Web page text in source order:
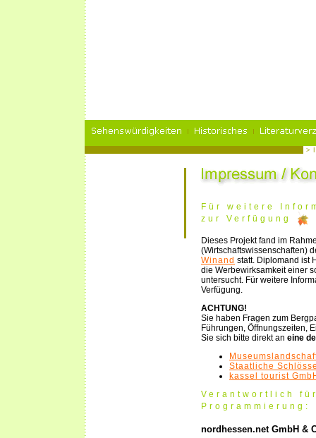
>
Für weitere
zur Verfügung
Dieses Projekt fand im
(Wirtschaftswissenschaften)
Winand statt. Diplomand ist
die Werbewirksamkeit einer
untersucht. Für weitere
Verfügung.
ACHTUNG!
Sie haben Fragen zum
Führungen, Öffnungszeiten,
Sie sich bitte direkt an eine
Staatliche
kassel tourist
Verantwortlich
Programmierung:
nordhessen.net GmbH &